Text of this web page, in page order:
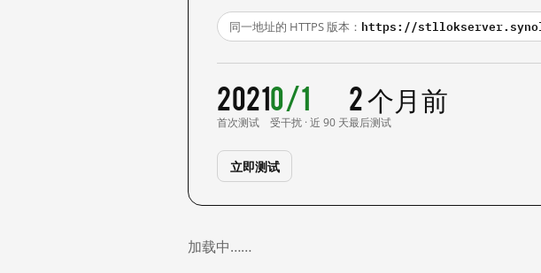
同一地址的 HTTPS 版本： https://
2021
首次测试
0/1
受干扰 · 近 90 天
2 个月前
最后测试
立即测试
加载中……